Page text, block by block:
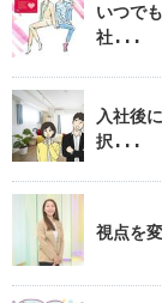
いつで
社...
入社後
択...
視点を